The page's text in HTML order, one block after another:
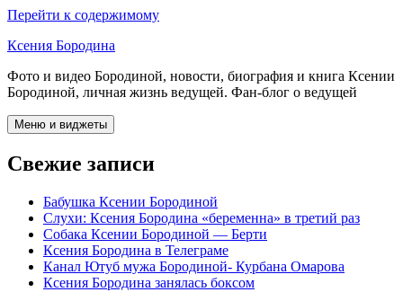
Перейти к содержимому
Ксения Бородина
Фото и видео Бородиной, новости, биография и книга Ксении
Бородиной, личная жизнь ведущей. Фан-блог о ведущей
Меню и виджеты
Свежие записи
Бабушка Ксении Бородиной
Слухи: Ксения Бородина «беременна» в третий раз
Собака Ксении Бородиной — Берти
Ксения Бородина в Телеграме
Канал Ютуб мужа Бородиной- Курбана Омарова
Ксения Бородина занялась боксом